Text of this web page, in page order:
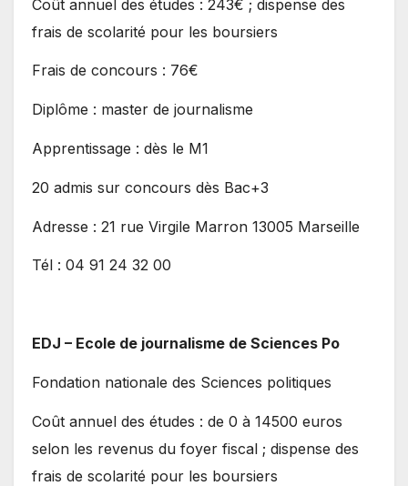
Coût annuel des études : 243€ ; dispense des
frais de scolarité pour les boursiers
Frais de concours : 76€
Diplôme : master de journalisme
Apprentissage : dès le M1
20 admis sur concours dès Bac+3
Adresse : 21 rue Virgile Marron 13005 Marseille
Tél : 04 91 24 32 00
EDJ – Ecole de journalisme de Sciences Po
Fondation nationale des Sciences politiques
Coût annuel des études : de 0 à 14500 euros
selon les revenus du foyer fiscal ; dispense des
frais de scolarité pour les boursiers